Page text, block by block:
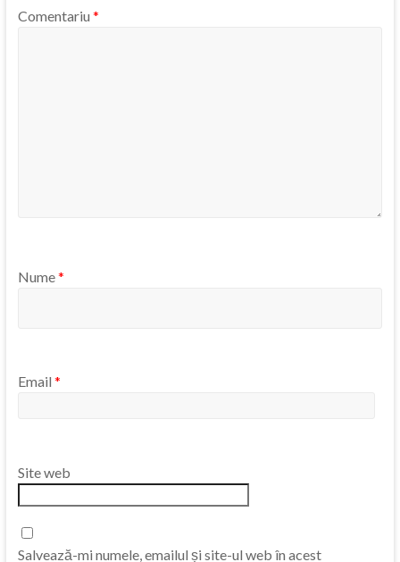
Comentariu *
Nume*
Email *
Site web
Salvează-mi numele, emailul și site-ul web în acest